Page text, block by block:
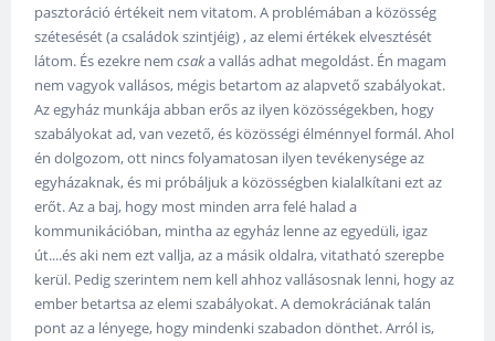
pasztoráció értékeit nem vitatom. A problémában a közösség
szétesését (a családok szintjéig) , az elemi értékek elvesztését
látom. És ezekre nemcsaka vallás adhat megoldást. Én magam
nem vagyok vallásos, mégis betartom az alapvető szabályokat.
Az egyház munkája abban erős az ilyen közösségekben, hogy
szabályokat ad, van vezető, és közösségi élménnyel formál. Ahol
én dolgozom, ott nincs folyamatosan ilyen tevékenysége az
egyházaknak, és mi próbáljuk a közösségben kialalkítani ezt az
erőt. Az a baj, hogy most minden arra felé halad a
kommunikációban, mintha az egyház lenne az egyedüli, igaz
út....és aki nem ezt vallja, az a másik oldalra, vitatható szerepbe
kerül. Pedig szerintem nem kell ahhoz vallásosnak lenni, hogy az
ember betartsa az elemi szabályokat. A demokráciának talán
pont az a lényege, hogy mindenki szabadon dönthet. Arról is,